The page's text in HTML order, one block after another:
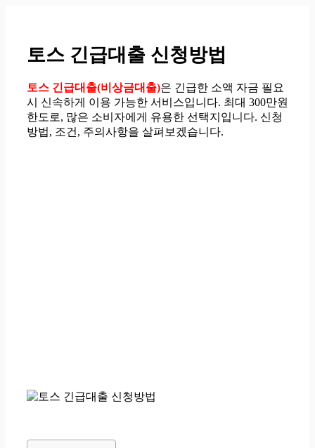
토스 긴급대출 신청방법
토스 긴급대출(비상금대출)은 긴급한 소액 자금 필요
시 신속하게 이용 가능한 서비스입니다. 최대 300만원
한도로, 많은 소비자에게 유용한 선택지입니다. 신청
방법, 조건, 주의사항을 살펴보겠습니다.